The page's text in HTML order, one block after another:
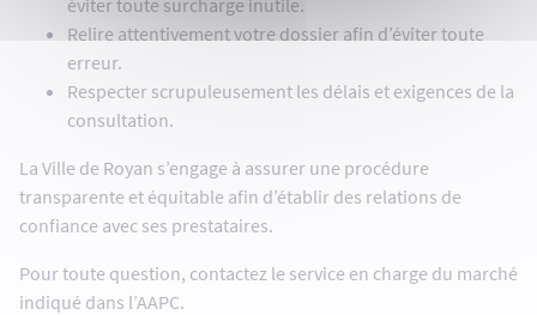
Relire attentivement votre dossier afin d’éviter toute
erreur.
Respecter scrupuleusement les délais et exigences de la
consultation.
La Ville de Royan s’engage à assurer une procédure
transparente et équitable afin d’établir des relations de
confiance avec ses prestataires.
Pour toute question, contactez le service en charge du marché
indiqué dans l’AAPC.